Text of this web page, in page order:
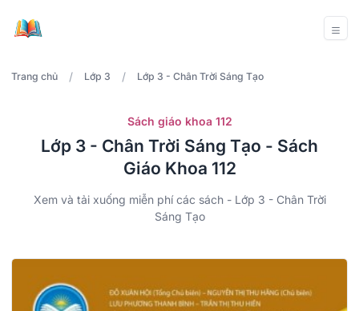
Trang chủ / Lớp 3 / Lớp 3 - Chân Trời Sáng Tạo
Sách giáo khoa 112
Lớp 3 - Chân Trời Sáng Tạo - Sách
Giáo Khoa 112
Xem và tải xuống miễn phí các sách - Lớp 3 - Chân Trời
Sáng Tạo